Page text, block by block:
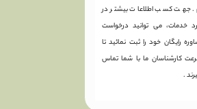
جهت کسب اطلاعات بیشتر در
خدمات، می توانید درخواست
رایگان خود را ثبت نمائید تا
کارشناسان ما با شما تماس
.